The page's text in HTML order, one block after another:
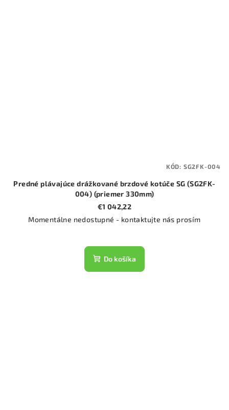
Predné plávajúce drážkované brzdové kotúče SG (SG2FK-
004) (priemer 330mm)
€1 042,22
Momentálne nedostupné - kontaktujte nás prosím
Do košíka
KÓD: SG2FK-004